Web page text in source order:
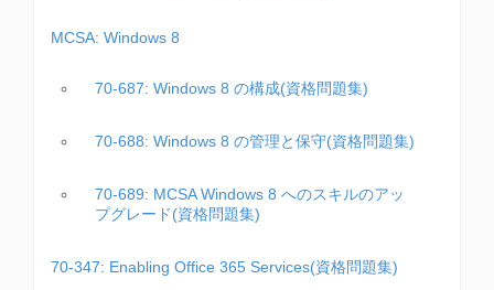
MCSA: Windows 8
70-687: Windows 8 の構成(資格問題集)
70-688: Windows 8 の管理と保守(資格問題集)
70-689: MCSA Windows 8 へのスキルのアッ
プグレード(資格問題集)
70-347: Enabling Office 365 Services(資格問題集)